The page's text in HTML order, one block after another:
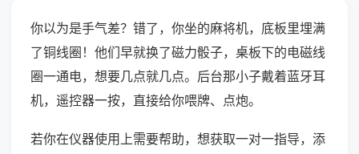
你以为是手气差？错了，你坐的麻将机，底板里埋满
了铜线圈！他们早就换了磁力骰子，桌板下的电磁线
圈一通电，想要几点就几点。后台那小子戴着蓝牙耳
机，遥控器一按，直接给你喂牌、点炮。
若你在仪器使用上需要帮助，想获取一对一指导，添